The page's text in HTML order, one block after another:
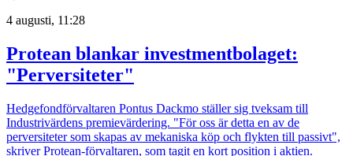
4 augusti, 11:28
Protean blankar investmentbolaget:
"Perversiteter"
Hedgefondförvaltaren Pontus Dackmo ställer sig tveksam till
Industrivärdens premievärdering. "För oss är detta en av de
perversiteter som skapas av mekaniska köp och flykten till passivt",
skriver Protean-förvaltaren, som tagit en kort position i aktien.